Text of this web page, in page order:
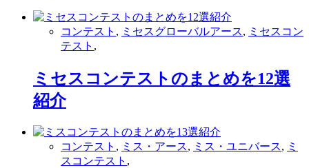
コンテスト , ミセスグローバルアース, ミセスコン
テスト ,
ミセスコンテストのまとめを12選
紹介
コンテスト , ミス・アース, ミス・ユニバース, ミ
スコンテスト ,